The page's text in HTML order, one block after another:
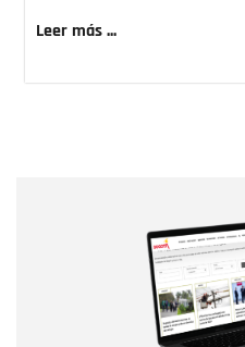
Leer más ...
Correo electrónico